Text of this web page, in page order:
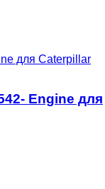
для Caterpillar
Engine для